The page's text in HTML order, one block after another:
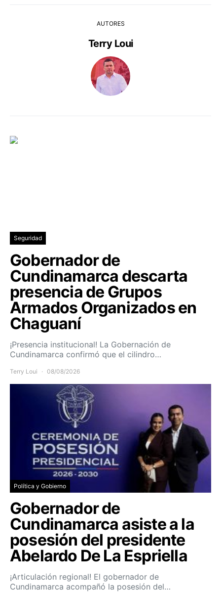
AUTORES
Terry Loui
Seguridad
Gobernador de
Cundinamarca descarta
presencia de Grupos
Armados Organizados en
Chaguaní
¡Presencia institucional! La Gobernación de
Cundinamarca confirmó que el cilindro…
Terry Loui 08/08/2026
Política y Gobierno
Gobernador de
Cundinamarca asiste a la
posesión del presidente
Abelardo De La Espriella
¡Articulación regional! El gobernador de
Cundinamarca acompañó la posesión del…